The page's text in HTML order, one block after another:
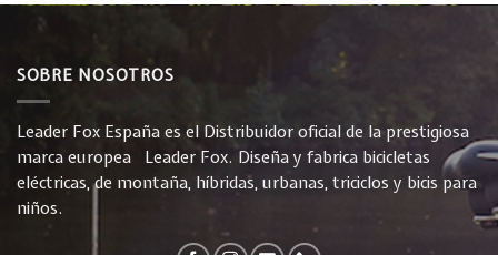
SOBRE NOSOTROS
Leader Fox España es el Distribuidor oficial de la prestigiosa
marca europea Leader Fox. Diseña y fabrica bicicletas
eléctricas, de montaña, híbridas, urbanas, triciclos y bicis para
niños.